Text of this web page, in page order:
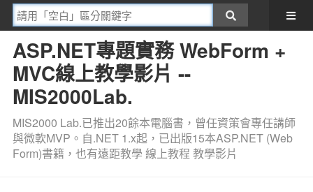
ASP.NET專題實務 WebForm +
MVC線上教學影片 --
MIS2000Lab.
MIS2000 Lab.已推出20餘本電腦書，曾任資策會專任講師
與微軟MVP。自.NET 1.x起，已出版15本ASP.NET (Web
Form)書籍，也有遠距教學 線上教程 教學影片